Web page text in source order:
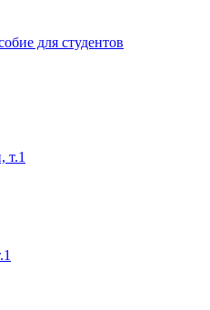
для студентов